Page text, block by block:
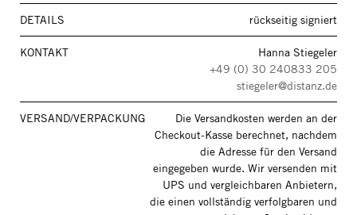
DETAILS rückseitig signiert
KONTAKT
Hanna Stiegeler
+49 (0) 30 240833 205
stiegeler@distanz.de
VERSAND/VERPACKUNG
Die Versandkosten werden an der
Checkout-Kasse berechnet, nachdem
die Adresse für den Versand
eingegeben wurde. Wir versenden mit
UPS und vergleichbaren Anbietern,
die einen vollständig verfolgbaren und